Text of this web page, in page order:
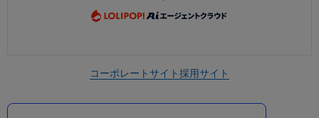
コーポレートサイト採用サイト